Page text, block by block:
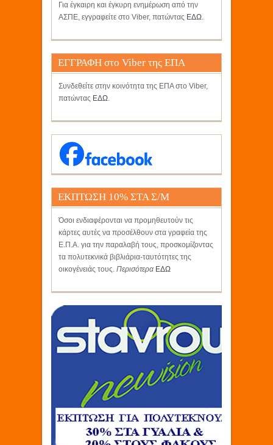
Για έγκαιρη και έγκυρη ενημέρωση από την
ΑΣΠΕ, εγγραφείτε στο Viber, πατώντας ΕΔΩ.
ΕΓΓΡΑΦΗ στο Viber της ΕΠΑ
Συνδεθείτε στην κοινότητα της ΕΠΑ στο Viber,
πατώντας ΕΔΩ.
ΕΚΠΤΩΣΗ 10% ΣΤΑ Σ/Μ
ΚΡΗΤΙΚΟΣ
Όσοι ενδιαφέρονται να προμηθευτούν τις
κάρτες αυτές να προσέλθουν στα γραφεία της
Ε.Π.Α. για την παραλαβή τους, προσκομίζοντας
τα πολυτεκνικά βιβλιάρια-ταυτότητες της
οικογένειάς τους. Περισότερα ΕΔΩ